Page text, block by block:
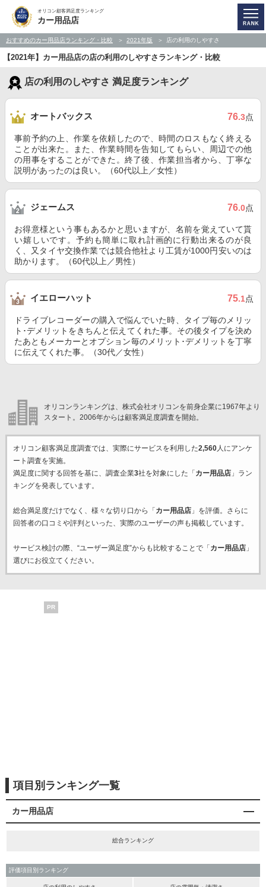
オリコン顧客満足度ランキング
カー用品店
おすすめのカー用品店ランキング・比較 2021年版 店の利用のしやすさ
【2021年】カー用品店の店の利用のしやすさランキング・比較
店の利用のしやすさ 満足度ランキング
オートバックス 76.3点
事前予約の上、作業を依頼したので、時間のロスもなく終える
ことが出来た。また、作業時間を告知してもらい、周辺での他
の用事をすることができた。終了後、作業担当者から、丁寧な
説明があったのは良い。（60代以上／女性）
ジェームス 76.0点
お得意様という事もあるかと思いますが、名前を覚えていて貰
い嬉しいです。予約も簡単に取れ計画的に行動出来るのが良
く、又タイヤ交換作業では競合他社より工賃が1000円安いのは
助かります。（60代以上／男性）
イエローハット 75.1点
ドライブレコーダーの購入で悩んでいた時、タイプ毎のメリッ
ト･デメリットをきちんと伝えてくれた事。その後タイプを決め
たあともメーカーとオプション毎のメリット･デメリットを丁寧
に伝えてくれた事。（30代／女性）
オリコンランキングは、株式会社オリコンを前身企業に1967年より
スタート。2006年からは顧客満足度調査を開始。
オリコン顧客満足度調査では、実際にサービスを利用した2,560人にアンケ
ート調査を実施。
満足度に関する回答を基に、調査企業3社を対象にした「 カー用品店」ラン
キングを発表しています。
総合満足度だけでなく、様々な切り口から「 カー用品店」を評価。さらに
回答者の口コミや評判といった、実際のユーザーの声も掲載しています。
サービス検討の際、“ユーザー満足度”からも比較することで「 カー用品店」
選びにお役立てください。
PR
項目別ランキング一覧
カー用品店
総合ランキング
評価項目別ランキング